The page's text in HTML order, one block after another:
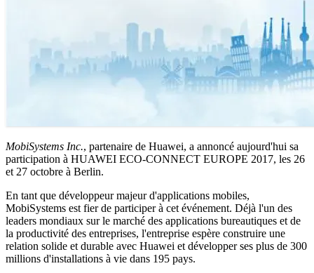
MobiSystems Inc., partenaire de Huawei, a annoncé aujourd'hui sa
participation à HUAWEI ECO-CONNECT EUROPE 2017, les 26
et 27 octobre à Berlin.
En tant que développeur majeur d'applications mobiles,
MobiSystems est fier de participer à cet événement. Déjà l'un des
leaders mondiaux sur le marché des applications bureautiques et de
la productivité des entreprises, l'entreprise espère construire une
relation solide et durable avec Huawei et développer ses plus de 300
millions d'installations à vie dans 195 pays.